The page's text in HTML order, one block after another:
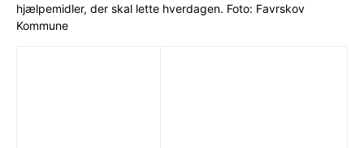
hjælpemidler, der skal lette hverdagen. Foto: Favrskov
Kommune